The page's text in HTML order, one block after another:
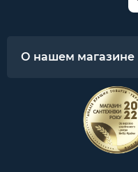
О нашем магазине